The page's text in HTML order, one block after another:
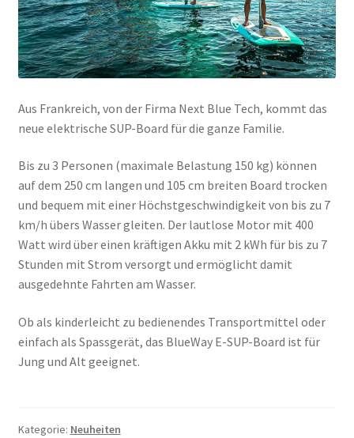
Aus Frankreich, von der Firma Next Blue Tech, kommt das
neue elektrische SUP-Board für die ganze Familie.
Bis zu 3 Personen (maximale Belastung 150 kg) können
auf dem 250 cm langen und 105 cm breiten Board trocken
und bequem mit einer Höchstgeschwindigkeit von bis zu 7
km/h übers Wasser gleiten. Der lautlose Motor mit 400
Watt wird über einen kräftigen Akku mit 2 kWh für bis zu 7
Stunden mit Strom versorgt und ermöglicht damit
ausgedehnte Fahrten am Wasser.
Ob als kinderleicht zu bedienendes Transportmittel oder
einfach als Spassgerät, das BlueWay E-SUP-Board ist für
Jung und Alt geeignet.
Kategorie: Neuheiten